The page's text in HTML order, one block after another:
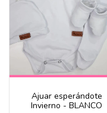
Ajuar esperándote
Invierno - BLANCO